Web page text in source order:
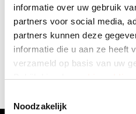
informatie over uw gebruik
partners voor social media,
partners kunnen deze
informatie die u aan ze heeft
verzameld op basis van uw
Bekijk hier decookiemelding
Noodzakelijk
Op zoek naar een eigen
alvanaf 1.000 stuks met uw
ook met een kleurplaat.